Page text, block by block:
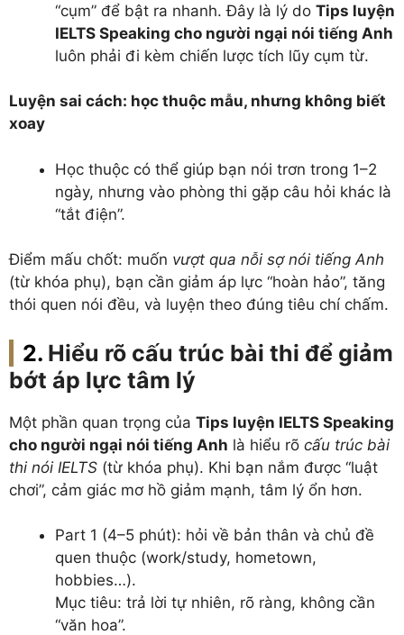
“cụm” để bật ra nhanh. Đây là lý do Tips luyện
IELTS Speaking cho người ngại nói tiếng Anh
luôn phải đi kèm chiến lược tích lũy cụm từ.
Luyện sai cách: học thuộc mẫu, nhưng không biết
xoay
Học thuộc có thể giúp bạn nói trơn trong 1–2
ngày, nhưng vào phòng thi gặp câu hỏi khác là
“tắt điện”.
Điểm mấu chốt: muốn vượt qua nỗi sợ nói tiếng Anh
(từ khóa phụ), bạn cần giảm áp lực “hoàn hảo”, tăng
thói quen nói đều, và luyện theo đúng tiêu chí chấm.
Hiểu rõ cấu trúc bài thi để giảm
bớt áp lực tâm lý
Một phần quan trọng của Tips luyện IELTS Speaking
cho người ngại nói tiếng Anh là hiểu rõ cấu trúc bài
thi nói IELTS (từ khóa phụ). Khi bạn nắm được “luật
chơi”, cảm giác mơ hồ giảm mạnh, tâm lý ổn hơn.
Part 1 (4–5 phút): hỏi về bản thân và chủ đề
quen thuộc (work/study, hometown,
hobbies…).
Mục tiêu: trả lời tự nhiên, rõ ràng, không cần
“văn hoa”.